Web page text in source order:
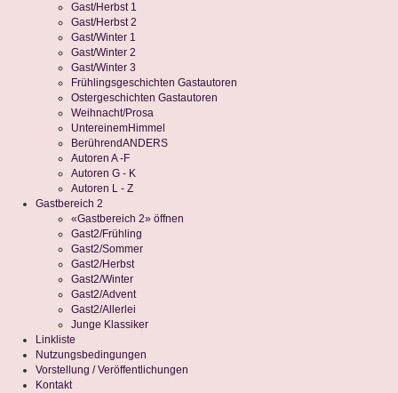
Gast/Herbst 1
Gast/Herbst 2
Gast/Winter 1
Gast/Winter 2
Gast/Winter 3
Frühlingsgeschichten Gastautoren
Ostergeschichten Gastautoren
Weihnacht/Prosa
UntereinemHimmel
BerührendANDERS
Autoren A -F
Autoren G - K
Autoren L - Z
Gastbereich 2
«Gastbereich 2» öffnen
Gast2/Frühling
Gast2/Sommer
Gast2/Herbst
Gast2/Winter
Gast2/Advent
Gast2/Allerlei
Junge Klassiker
Linkliste
Nutzungsbedingungen
Vorstellung / Veröffentlichungen
Kontakt